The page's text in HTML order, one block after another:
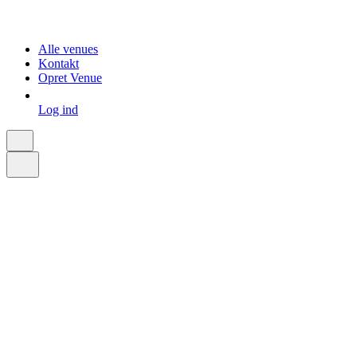
Alle venues
Kontakt
Opret Venue
Log ind